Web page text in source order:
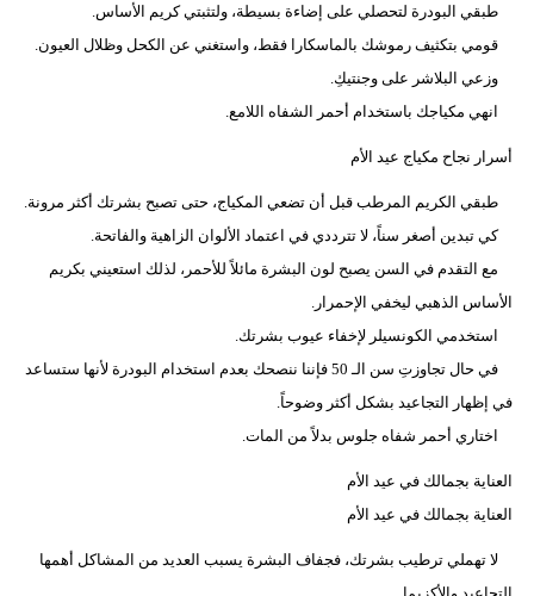
مدوَّنات
سيارات
طبقي البودرة لتحصلي على إضاءة بسيطة، ولتثبتي كريم الأساس.
قومي بتكثيف رموشك بالماسكارا فقط، واستغني عن الكحل وظلال العيون.
وزعي البلاشر على وجنتيكِ.
انهي مكياجك باستخدام أحمر الشفاه اللامع.
أسرار نجاح مكياج عيد الأم
طبقي الكريم المرطب قبل أن تضعي المكياج، حتى تصبح بشرتك أكثر مرونة.
كي تبدين أصغر سناً، لا تترددي في اعتماد الألوان الزاهية والفاتحة.
مع التقدم في السن يصبح لون البشرة مائلاً للأحمر، لذلك استعيني بكريم
الأساس الذهبي ليخفي الإحمرار.
استخدمي الكونسيلر لإخفاء عيوب بشرتك.
في حال تجاوزتِ سن الـ 50 فإننا ننصحك بعدم استخدام البودرة لأنها ستساعد
في إظهار التجاعيد بشكل أكثر وضوحاً.
اختاري أحمر شفاه جلوس بدلاً من المات.
العناية بجمالك في عيد الأم
العناية بجمالك في عيد الأم
لا تهملي ترطيب بشرتك، فجفاف البشرة يسبب العديد من المشاكل أهمها